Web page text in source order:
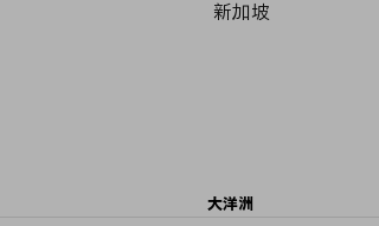
新加坡
大洋洲